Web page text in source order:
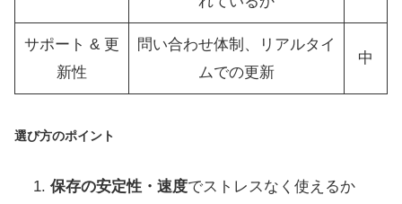
サポート & 更
新性
問い合わせ体制、リアルタイ
ムでの更新
中
選び方のポイント
保存の安定性・速度でストレスなく使えるか